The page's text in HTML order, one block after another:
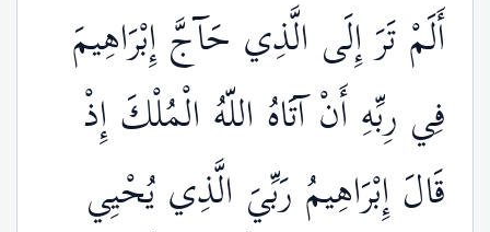
أَلَمْ تَرَ إِلَى الَّذِي حَآجَّ إِبْرَاهِيمَ
فِي رِبِّهِ أَنْ آتَاهُ اللّهُ الْمُلْكَ إِذْ
قَالَ إِبْرَاهِيمُ رَبِّيَ الَّذِي يُحْيِي